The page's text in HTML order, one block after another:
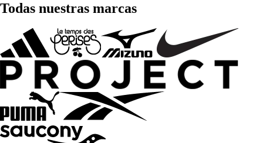
Todas nuestras marcas